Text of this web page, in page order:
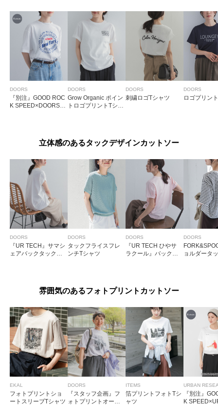
DOORS
『別注』GOOD ROC
K SPEED×DOORS
DOORS
Grow Organic ポイン
トロゴプリントTシャ
DOORS
刺繍ロゴTシャツ
DOORS
ロゴプリン
立体感のあるタックデザインカットソー
DOORS
『UR TECH』サマシ
ェアバックタックコ
DOORS
タックフライスフレ
ンチTシャツ
DOORS
『UR TECH ひやサ
ラクール』バックポ
DOORS
ョルダータ
雰囲気のあるフォトプリントカットソー
EKAL
フォトプリントショ
ートスリーブTシャツ
DOORS
『スタッフ企画』フ
ォトプリントオーバ
ITEMS
箔プリントフォトTシ
ャツ
URBAN
『別注』
K